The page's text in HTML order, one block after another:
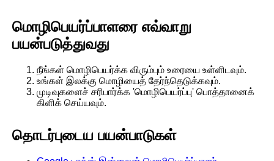
மொழிபெயர்ப்பாளரை எவ்வாறு
பயன்படுத்துவது
நீங்கள் மொழிபெயர்க்க விரும்பும் உரையை உள்ளிடவும்.
உங்கள் இலக்கு மொழியைத் தேர்ந்தெடுக்கவும்.
முடிவுகளைச் சரிபார்க்க 'மொழிபெயர்ப்பு' பொத்தானைக்
கிளிக் செய்யவும்.
தொடர்புடைய பயன்பாடுகள்